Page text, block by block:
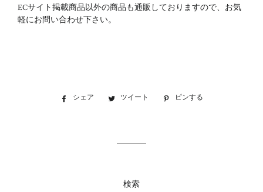
ECサイト掲載商品以外の商品も通販しておりますので、お気
軽にお問い合わせ下さい。
シェア
Facebookツイート
Twitter ピンする
検索